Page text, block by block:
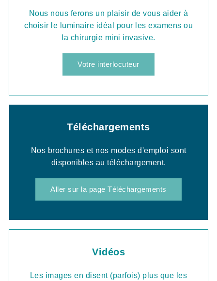
Nous nous ferons un plaisir de vous aider à
choisir le luminaire idéal pour les examens ou
la chirurgie mini invasive.
Votre interlocuteur
Téléchargements
Nos brochures et nos modes d'emploi sont
disponibles au téléchargement.
Aller sur la page Téléchargements
Vidéos
Les images en disent (parfois) plus que les